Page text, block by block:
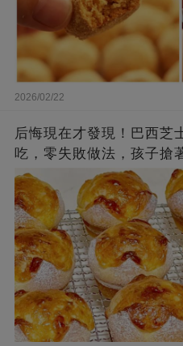
2026/02/22
后悔現在才發現！巴西芝
吃，零失敗做法，孩子搶